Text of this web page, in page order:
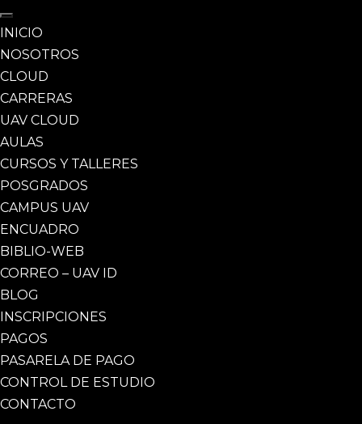
INICIO
NOSOTROS
CLOUD
CARRERAS
UAV CLOUD
AULAS
CURSOS Y TALLERES
POSGRADOS
CAMPUS UAV
ENCUADRO
BIBLIO-WEB
CORREO – UAV ID
BLOG
INSCRIPCIONES
PAGOS
PASARELA DE PAGO
CONTROL DE ESTUDIO
CONTACTO